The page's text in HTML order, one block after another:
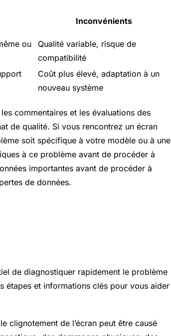
Inconvénients
ou
Qualité variable, risque de
compatibilité
Coût plus élevé, adaptation à un
nouveau système
commentaires et les évaluations des
de qualité. Si vous rencontrez un écran
soit spécifique à votre modèle ou à une
à ce problème avant de procéder à
importantes avant de procéder à
de données.
de diagnostiquer rapidement le problème
étapes et informations clés pour vous aider
clignotement de l’écran peut être causé